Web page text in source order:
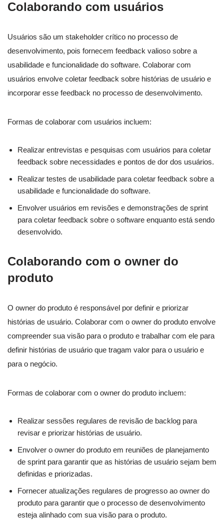
Colaborando com usuários
Usuários são um stakeholder crítico no processo de
desenvolvimento, pois fornecem feedback valioso sobre a
usabilidade e funcionalidade do software. Colaborar com
usuários envolve coletar feedback sobre histórias de usuário e
incorporar esse feedback no processo de desenvolvimento.
Formas de colaborar com usuários incluem:
Realizar entrevistas e pesquisas com usuários para coletar
feedback sobre necessidades e pontos de dor dos usuários.
Realizar testes de usabilidade para coletar feedback sobre a
usabilidade e funcionalidade do software.
Envolver usuários em revisões e demonstrações de sprint
para coletar feedback sobre o software enquanto está sendo
desenvolvido.
Colaborando com o owner do
produto
O owner do produto é responsável por definir e priorizar
histórias de usuário. Colaborar com o owner do produto envolve
compreender sua visão para o produto e trabalhar com ele para
definir histórias de usuário que tragam valor para o usuário e
para o negócio.
Formas de colaborar com o owner do produto incluem:
Realizar sessões regulares de revisão de backlog para
revisar e priorizar histórias de usuário.
Envolver o owner do produto em reuniões de planejamento
de sprint para garantir que as histórias de usuário sejam bem
definidas e priorizadas.
Fornecer atualizações regulares de progresso ao owner do
produto para garantir que o processo de desenvolvimento
esteja alinhado com sua visão para o produto.